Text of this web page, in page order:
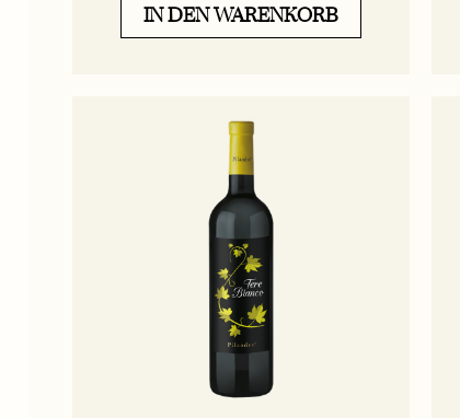
IN DEN WARENKORB